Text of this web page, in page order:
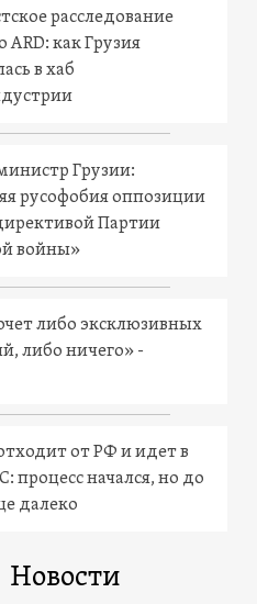
расследование
ARD: как Грузия
в хаб
Грузии:
русофобия оппозиции
Партии
войны»
либо эксклюзивных
либо ничего» -
от РФ и идет в
процесс начался, но до
далеко
Новости